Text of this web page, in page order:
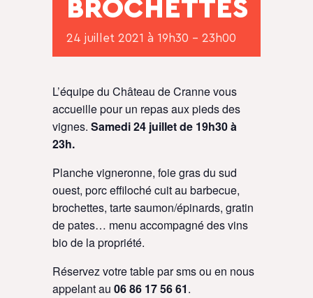
BROCHETTES
24 juillet 2021 à 19h30 - 23h00
L’équipe du Château de Cranne vous
accueille pour un repas aux pieds des
vignes. Samedi 24 juillet de 19h30 à
23h.
Planche vigneronne, foie gras du sud
ouest, porc effiloché cuit au barbecue,
brochettes, tarte saumon/épinards, gratin
de pates… menu accompagné des vins
bio de la propriété.
Réservez votre table par sms ou en nous
appelant au 06 86 17 56 61.